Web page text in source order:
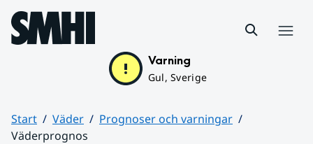
Hoppa till sidans innehåll
Varning
Gul, Sverige
Start Väder
Prognoser och varningar
Väderprognos